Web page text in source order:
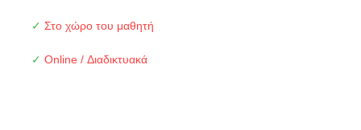
✓ Στο χώρο του μαθητή
✓ Online / Διαδικτυακά